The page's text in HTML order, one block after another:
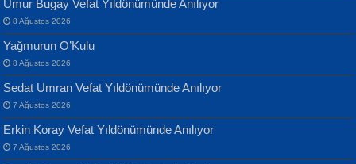
ATİLLA ÖZEN
Sultan Olmadan Önce Eyüp...
Banu Sancak
Defterimden İçeri...
Umur Bugay Vefat Yıldönümünde Anılıyor
8 Ağustos 2026
Yağmurun O’Kulu
8 Ağustos 2026
Sedat Umran Vefat Yıldönümünde Anılıyor
7 Ağustos 2026
Erkin Koray Vefat Yıldönümünde Anılıyor
7 Ağustos 2026